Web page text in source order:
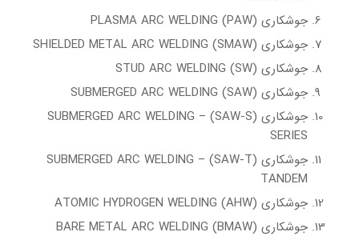
جوشکاری (PAW) PLASMA ARC WELDING
جوشکاری (SMAW) SHIELDED METAL ARC WELDING
جوشکاری (SW) STUD ARC WELDING
جوشکاری (SAW) SUBMERGED ARC WELDING
جوشکاری (SAW-S) SUBMERGED ARC WELDING –
SERIES
جوشکاری (SAW-T) SUBMERGED ARC WELDING –
TANDEM
جوشکاری (AHW) ATOMIC HYDROGEN WELDING
جوشکاری (BMAW) BARE METAL ARC WELDING